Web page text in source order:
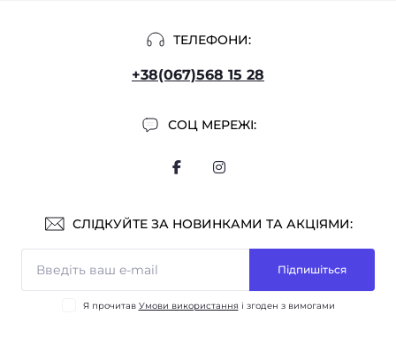
ТЕЛЕФОНИ:
+38(067)568 15 28
СОЦ МЕРЕЖІ:
СЛІДКУЙТЕ ЗА НОВИНКАМИ ТА АКЦІЯМИ:
Підпишіться
Я прочитав Умови використання і згоден з вимогами